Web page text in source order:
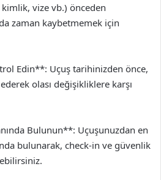
vize vb.) önceden
zaman kaybetmemek için
Edin**: Uçuş tarihinizden önce,
olası değişikliklere karşı
Bulunun**: Uçuşunuzdan en
bulunarak, check-in ve güvenlik